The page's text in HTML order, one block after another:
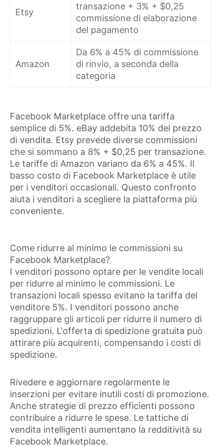
Etsy
transazione + 3% + $0,25
commissione di elaborazione
del pagamento
Amazon
Da 6% a 45% di commissione
di rinvio, a seconda della
categoria
Facebook Marketplace offre una tariffa
semplice di 5%. eBay addebita 10% del prezzo
di vendita. Etsy prevede diverse commissioni
che si sommano a 8% + $0,25 per transazione.
Le tariffe di Amazon variano da 6% a 45%. Il
basso costo di Facebook Marketplace è utile
per i venditori occasionali. Questo confronto
aiuta i venditori a scegliere la piattaforma più
conveniente.
Come ridurre al minimo le commissioni su
Facebook Marketplace?
I venditori possono optare per le vendite locali
per ridurre al minimo le commissioni. Le
transazioni locali spesso evitano la tariffa del
venditore 5%. I venditori possono anche
raggruppare gli articoli per ridurre il numero di
spedizioni. L'offerta di spedizione gratuita può
attirare più acquirenti, compensando i costi di
spedizione.
Rivedere e aggiornare regolarmente le
inserzioni per evitare inutili costi di promozione.
Anche strategie di prezzo efficienti possono
contribuire a ridurre le spese. Le tattiche di
vendita intelligenti aumentano la redditività su
Facebook Marketplace.